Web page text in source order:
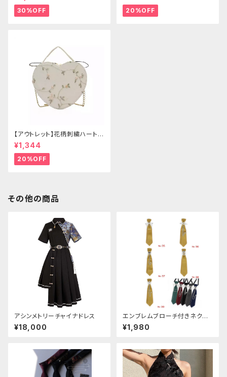
30%OFF 20%OFF
【アウトレット】花柄刺繍ハートバ
ッグ
¥1,344
20%OFF
その他の商品
アシンメトリーチャイナドレス
¥18,000
エンブレムブローチ付きネクタ
イ(イエロー)
¥1,980